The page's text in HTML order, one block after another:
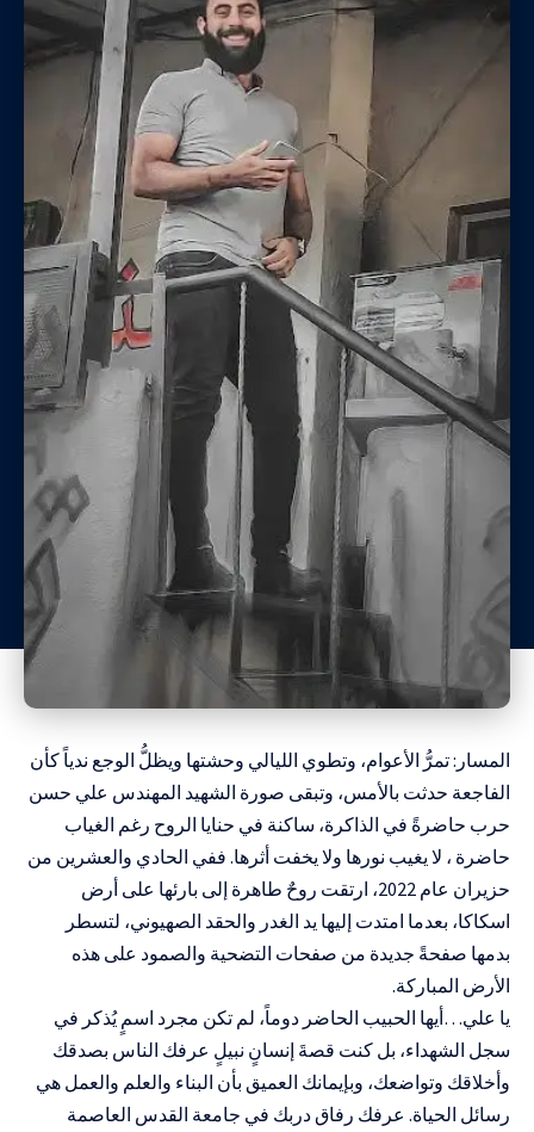
المسار: تمرُّ الأعوام، وتطوي الليالي وحشتها ويظلُّ الوجع ندياً كأن
الفاجعة حدثت بالأمس، وتبقى صورة الشهيد المهندس علي حسن
حرب حاضرةً في الذاكرة، ساكنة في حنايا الروح رغم الغياب
حاضرة ، لا يغيب نورها ولا يخفت أثرها. ففي الحادي والعشرين من
حزيران عام 2022، ارتقت روحٌ طاهرة إلى بارئها على أرض
اسكاكا، بعدما امتدت إليها يد الغدر والحقد الصهيوني، لتسطر
بدمها صفحةً جديدة من صفحات التضحية والصمود على هذه
الأرض المباركة.
يا علي…أيها الحبيب الحاضر دوماً، لم تكن مجرد اسمٍ يُذكر في
سجل الشهداء، بل كنت قصةَ إنسانٍ نبيلٍ عرفك الناس بصدقك
وأخلاقك وتواضعك، وبإيمانك العميق بأن البناء والعلم والعمل هي
رسائل الحياة. عرفك رفاق دربك في جامعة القدس العاصمة